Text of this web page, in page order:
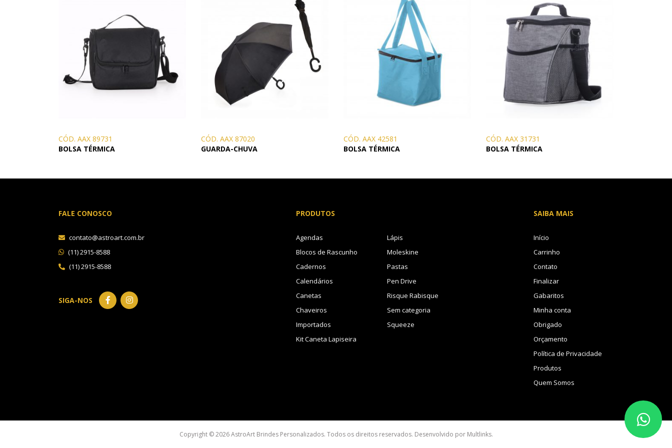
CÓD. AAX 89731
BOLSA TÉRMICA
CÓD. AAX 87020
GUARDA-CHUVA
CÓD. AAX 42581
BOLSA TÉRMICA
CÓD. AAX 31731
BOLSA TÉRMICA
FALE CONOSCO
contato@astroart.com.br
(11) 2915-8588
(11) 2915-8588
SIGA-NOS
PRODUTOS
Agendas
Blocos de Rascunho
Cadernos
Calendários
Canetas
Chaveiros
Importados
Kit Caneta Lapiseira
Lápis
Moleskine
Pastas
Pen Drive
Risque Rabisque
Sem categoria
Squeeze
SAIBA MAIS
Início
Carrinho
Contato
Finalizar
Gabaritos
Minha conta
Obrigado
Orçamento
Política de Privacidade
Produtos
Quem Somos
Copyright © 2026 AstroArt Brindes Personalizados. Todos os direitos reservados. Desenvolvido por Multlinks.